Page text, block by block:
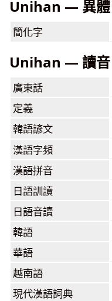
Unihan — 異體
簡化字
Unihan — 讀音
廣東話
定義
韓語諺文
漢語字頻
漢語拼音
日語訓讀
日語音讀
韓語
華語
越南語
現代漢語詞典